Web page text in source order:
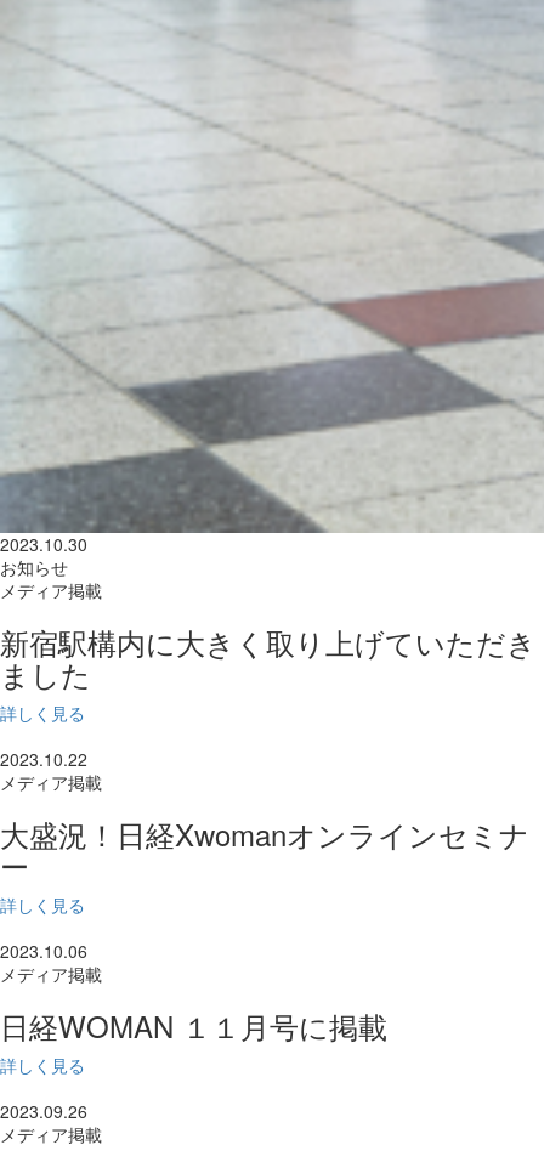
2023.10.30
お知らせ
メディア掲載
新宿駅構内に大きく取り上げていただき
ました
詳しく見る
2023.10.22
メディア掲載
大盛況！日経Xwomanオンラインセミナ
ー
詳しく見る
2023.10.06
メディア掲載
日経WOMAN １１月号に掲載
詳しく見る
2023.09.26
メディア掲載